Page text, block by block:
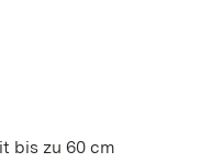
bis zu 60 cm